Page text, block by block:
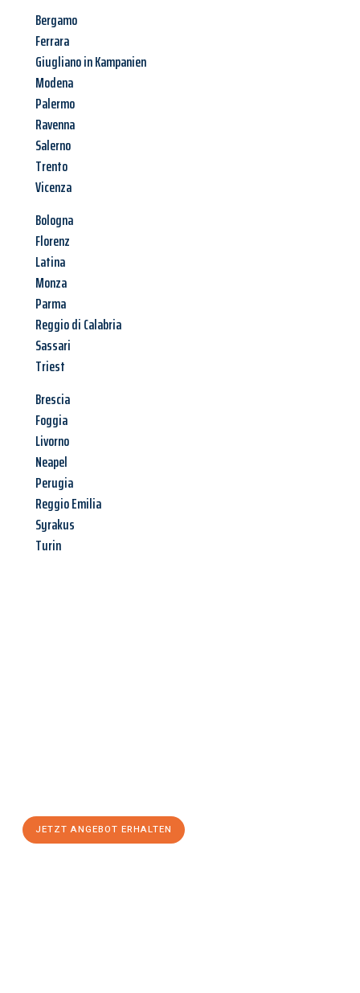
Bergamo
Ferrara
Giugliano in Kampanien
Modena
Palermo
Ravenna
Salerno
Trento
Vicenza
Bologna
Florenz
Latina
Monza
Parma
Reggio di Calabria
Sassari
Triest
Brescia
Foggia
Livorno
Neapel
Perugia
Reggio Emilia
Syrakus
Turin
JETZT ANGEBOT ERHALTEN